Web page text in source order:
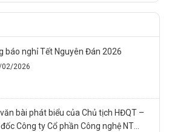
báo nghỉ Tết Nguyên Đán 2026
02/2026
bài phát biểu của Chủ tịch HĐQT –
Công ty Cổ phần Công nghệ NT